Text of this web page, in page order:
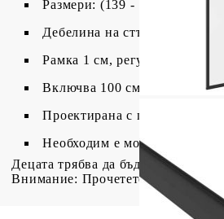
Размери: (139 - 140) x 195
Дебелина на стъклото: 5 мм
Рамка 1 см, регулируема на
Включва 100 см носеща
Проектирана с прозрачно
Необходим е монтаж
Децата трябва да бъдат
Внимание: Прочетете внимателно